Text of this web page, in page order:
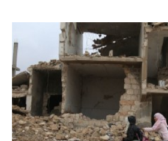
© UN OCHA / Ali Haji Suleiman